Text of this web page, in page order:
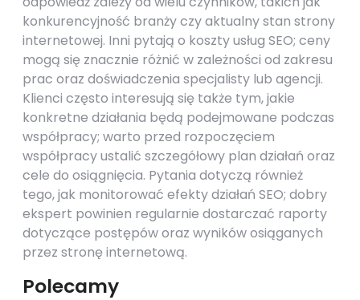
konkurencyjność branży czy aktualny stan strony
internetowej. Inni pytają o koszty usług SEO; ceny
mogą się znacznie różnić w zależności od zakresu
prac oraz doświadczenia specjalisty lub agencji.
Klienci często interesują się także tym, jakie
konkretne działania będą podejmowane podczas
współpracy; warto przed rozpoczęciem
współpracy ustalić szczegółowy plan działań oraz
cele do osiągnięcia. Pytania dotyczą również
tego, jak monitorować efekty działań SEO; dobry
ekspert powinien regularnie dostarczać raporty
dotyczące postępów oraz wyników osiąganych
przez stronę internetową.
Polecamy